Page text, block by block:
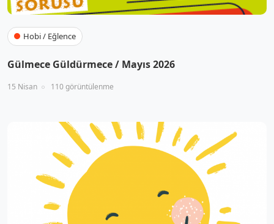
Hobi / Eğlence
Gülmece Güldürmece / Mayıs 2026
15 Nisan 110 görüntülenme